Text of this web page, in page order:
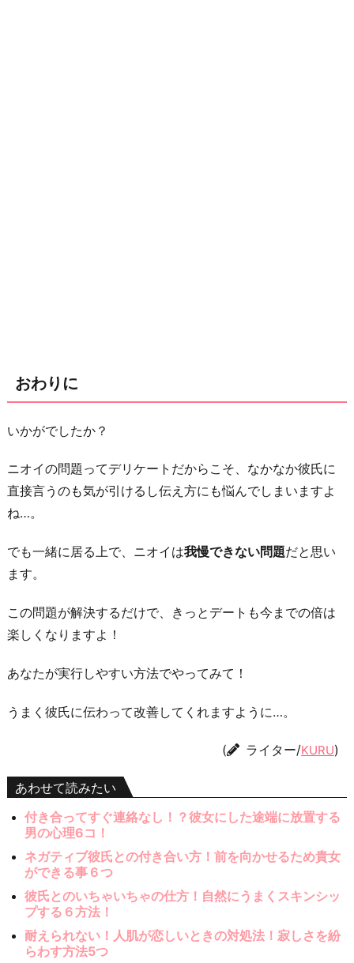
おわりに
いかがでしたか？
ニオイの問題ってデリケートだからこそ、なかなか彼氏に
直接言うのも気が引けるし伝え方にも悩んでしまいますよ
ね…。
でも一緒に居る上で、ニオイは我慢できない問題だと思い
ます。
この問題が解決するだけで、きっとデートも今までの倍は
楽しくなりますよ！
あなたが実行しやすい方法でやってみて！
うまく彼氏に伝わって改善してくれますように…。
( ライター/KURU)
あわせて読みたい
付き合ってすぐ連絡なし！？彼女にした途端に放置する
男の心理6コ！
ネガティブ彼氏との付き合い方！前を向かせるため貴女
ができる事６つ
彼氏とのいちゃいちゃの仕方！自然にうまくスキンシッ
プする６方法！
耐えられない！人肌が恋しいときの対処法！寂しさを紛
らわす方法5つ